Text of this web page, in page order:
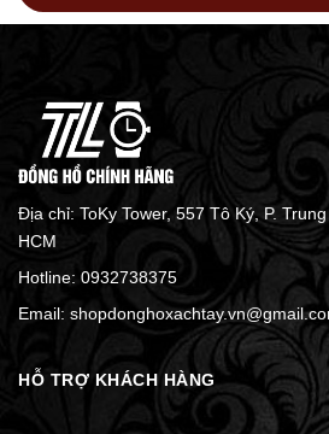
Địa chỉ: ToKy Tower, 557 Tô Ký, P.
HCM
Hotline: 0932738375
Email:
HỖ TRỢ KHÁCH HÀNG